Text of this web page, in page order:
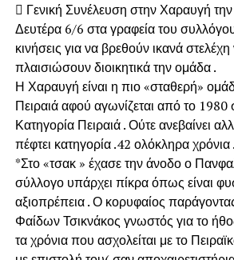
 Γενική Συνέλευση στην Χαραυγή
Δευτέρα 6/6 στα γραφεία του συλλόγου
κινήσεις για να βρεθούν ικανά
πλαισιώσουν διοικητικά την ομάδα .
Η Χαραυγή είναι η πιο «σταθερή»
Πειραιά αφού αγωνίζεται από το 1980
Κατηγορία Πειραιά . Ούτε ανεβαίνει
πέφτει κατηγορία .42 ολόκληρα
*Στο «τσακ » έχασε την άνοδο ο
σύλλογο υπάρχει πίκρα όπως είναι
αξιοπρέπεια . Ο κορυφαίος
Φαίδων Τσικνάκος γνωστός για το
τα χρόνια που ασχολείται με το